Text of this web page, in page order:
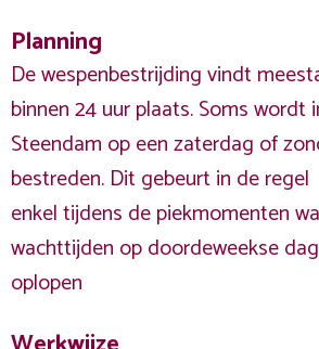
Planning
De wespenbestrijding vindt
binnen 24 uur plaats. Soms wordt
Steendam op een zaterdag of
bestreden. Dit gebeurt in de regel
enkel tijdens de piekmomenten
wachttijden op doordeweekse
oplopen